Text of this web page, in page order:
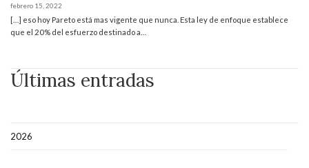
febrero 15, 2022
[…] eso hoy Pareto está mas vigente que nunca. Esta ley de enfoque establece
que el 20% del esfuerzo destinado a…
Últimas entradas
2026